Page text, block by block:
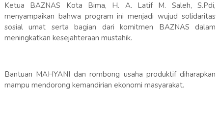
Ketua BAZNAS Kota Bima, H. A. Latif M. Saleh, S.Pdi,
menyampaikan bahwa program ini menjadi wujud solidaritas
sosial umat serta bagian dari komitmen BAZNAS dalam
meningkatkan kesejahteraan mustahik.
Bantuan MAHYANI dan rombong usaha produktif diharapkan
mampu mendorong kemandirian ekonomi masyarakat.